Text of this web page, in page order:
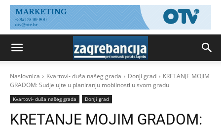
Naslovnica Kvartovi- duša našeg grada Donji grad
KRETANJE MOJIM
GRADOM: Sudjelujte u planiranju mobilnosti u svom gradu
Kvartovi- duša našeg grada Donji grad
KRETANJE MOJIM GRADOM: